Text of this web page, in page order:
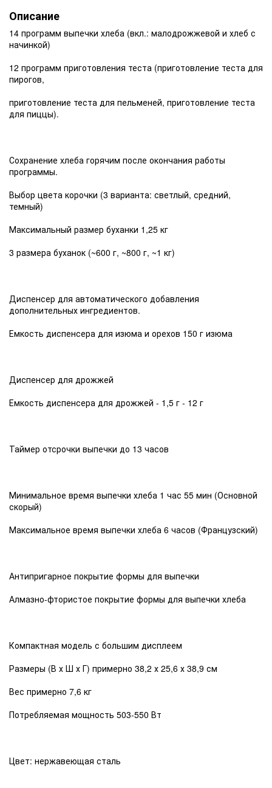
Описание
14 программ выпечки хлеба (вкл.: малодрожжевой и хлеб с
начинкой)
12 программ приготовления теста (приготовление теста для
пирогов,
приготовление теста для пельменей, приготовление теста
для пиццы).
Сохранение хлеба горячим после окончания работы
программы.
Выбор цвета корочки (3 варианта: светлый, средний,
темный)
Максимальный размер буханки 1,25 кг
3 размера буханок (~600 г, ~800 г, ~1 кг)
Диспенсер для автоматического добавления
дополнительных ингредиентов.
Емкость диспенсера для изюма и орехов 150 г изюма
Диспенсер для дрожжей
Емкость диспенсера для дрожжей - 1,5 г - 12 г
Таймер отсрочки выпечки до 13 часов
Минимальное время выпечки хлеба 1 час 55 мин (Основной
скорый)
Максимальное время выпечки хлеба 6 часов (Французский)
Антипригарное покрытие формы для выпечки
Алмазно-фтористое покрытие формы для выпечки хлеба
Компактная модель с большим дисплеем
Размеры (В х Ш х Г) примерно 38,2 х 25,6 х 38,9 см
Вес примерно 7,6 кг
Потребляемая мощность 503-550 Вт
Цвет: нержавеющая сталь